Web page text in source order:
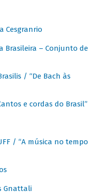
Cesgranrio
Brasileira – Conjunto de
/ “De Bach às
e cordas do Brasil”
/ “A música no tempo
Gnattali